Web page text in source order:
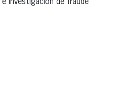
investigación de fraude